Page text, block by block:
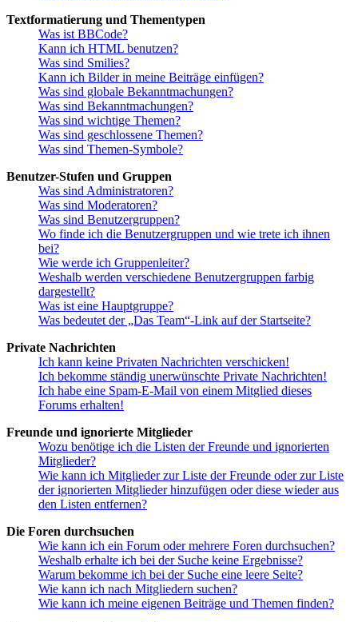
Textformatierung und Thementypen
Was ist BBCode?
Kann ich HTML benutzen?
Was sind Smilies?
Kann ich Bilder in meine Beiträge einfügen?
Was sind globale Bekanntmachungen?
Was sind Bekanntmachungen?
Was sind wichtige Themen?
Was sind geschlossene Themen?
Was sind Themen-Symbole?
Benutzer-Stufen und Gruppen
Was sind Administratoren?
Was sind Moderatoren?
Was sind Benutzergruppen?
Wo finde ich die Benutzergruppen und wie trete ich ihnen
bei?
Wie werde ich Gruppenleiter?
Weshalb werden verschiedene Benutzergruppen farbig
dargestellt?
Was ist eine Hauptgruppe?
Was bedeutet der „Das Team“-Link auf der Startseite?
Private Nachrichten
Ich kann keine Privaten Nachrichten verschicken!
Ich bekomme ständig unerwünschte Private Nachrichten!
Ich habe eine Spam-E-Mail von einem Mitglied dieses
Forums erhalten!
Freunde und ignorierte Mitglieder
Wozu benötige ich die Listen der Freunde und ignorierten
Mitglieder?
Wie kann ich Mitglieder zur Liste der Freunde oder zur Liste
der ignorierten Mitglieder hinzufügen oder diese wieder aus
den Listen entfernen?
Die Foren durchsuchen
Wie kann ich ein Forum oder mehrere Foren durchsuchen?
Weshalb erhalte ich bei der Suche keine Ergebnisse?
Warum bekomme ich bei der Suche eine leere Seite?
Wie kann ich nach Mitgliedern suchen?
Wie kann ich meine eigenen Beiträge und Themen finden?